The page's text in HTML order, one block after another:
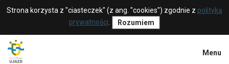
Strona korzysta z "ciasteczek" (z ang. "cookies") zgodnie z polityką
prywatności
Rozumiem
Menu